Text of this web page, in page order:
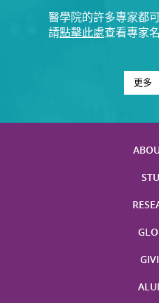
醫學院的許多專家都
請點擊此處查看專家
更多